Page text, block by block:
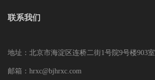
联系我们
地址：北京市海淀区连桥二街1号院9号楼903室
邮箱：hrxc@bjhrxc.com